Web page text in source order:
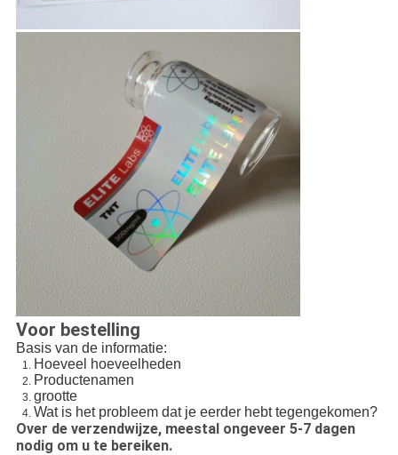
Voor bestelling
Basis van de informatie:
Hoeveel hoeveelheden
Productenamen
grootte
Wat is het probleem dat je eerder hebt tegengekomen?
Over de verzendwijze, meestal ongeveer 5-7 dagen
nodig om u te bereiken.